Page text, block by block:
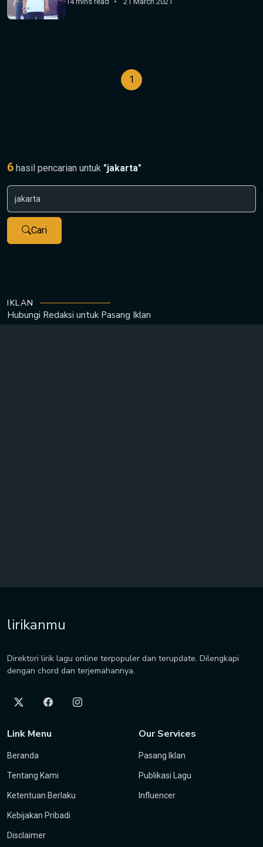
1
6 hasil pencarian untuk "jakarta"
Cari
IKLAN
Hubungi Redaksi untuk Pasang Iklan
lirikanmu
Direktori lirik lagu online terpopuler dan terupdate. Dilengkapi
dengan chord dan terjemahannya.
Link Menu
Beranda
Tentang Kami
Ketentuan Berlaku
Kebijakan Pribadi
Disclaimer
Our Services
Pasang Iklan
Publikasi Lagu
Influencer